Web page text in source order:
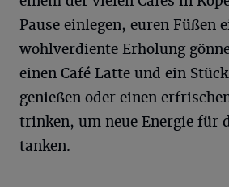
Pause einlegen, euren Füßen
wohlverdiente Erholung
einen Café Latte und ein
genießen oder einen
trinken, um neue Energie für
tanken.